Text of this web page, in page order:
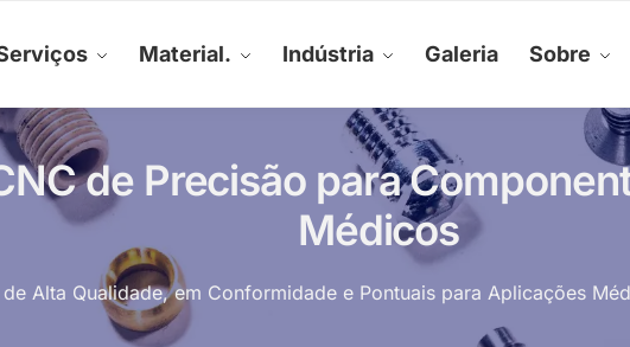
Material. Indústria Galeria Sobre
de Precisão para
Médicos
Alta Qualidade, em Conformidade e Pontuais para Aplicações